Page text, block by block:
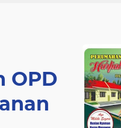
OPD